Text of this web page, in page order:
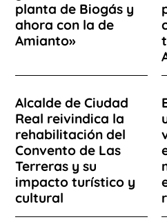
planta de Biogás y
ahora con la de
Amianto»
Alcalde de Ciudad
Real reivindica la
rehabilitación del
Convento de Las
Terreras y su
impacto turístico y
cultural